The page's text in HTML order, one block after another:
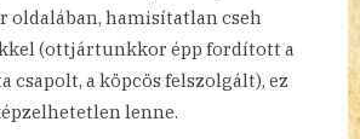
oldalában, hamisítatlan cseh
(ottjártunkkor épp fordított a
csapolt, a köpcös felszolgált), ez
lenne.